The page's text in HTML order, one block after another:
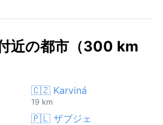
近の都市（300 km
🇨🇿 Karviná
19 km
🇵🇱 ザブジェ